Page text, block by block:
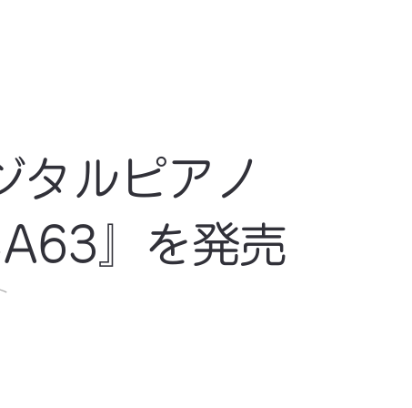
タルピアノ
』を発売